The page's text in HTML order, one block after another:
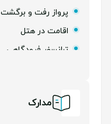
پرواز رفت و برگشت
اقامت در هتل
ترانسفر فرودگاهی
لیدر فارسی زبان
مدارک